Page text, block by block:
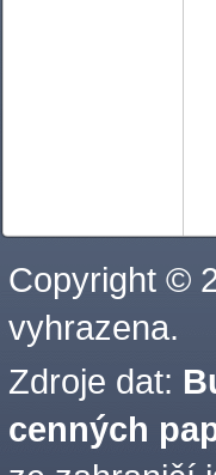
Copyright ©
vyhrazena.
Zdroje dat:
cenných